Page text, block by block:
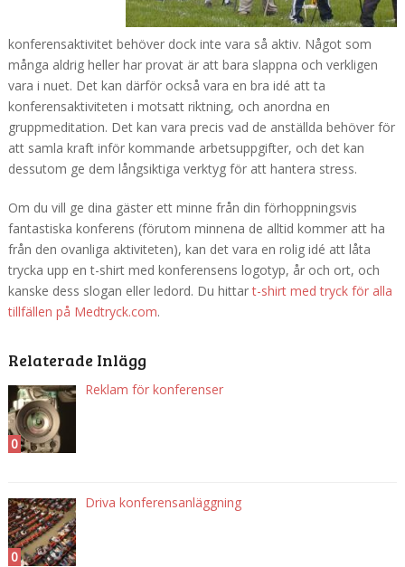
konferensaktivitet behöver dock inte vara så aktiv. Något som
många aldrig heller har provat är att bara slappna och verkligen
vara i nuet. Det kan därför också vara en bra idé att ta
konferensaktiviteten i motsatt riktning, och anordna en
gruppmeditation. Det kan vara precis vad de anställda behöver för
att samla kraft inför kommande arbetsuppgifter, och det kan
dessutom ge dem långsiktiga verktyg för att hantera stress.
Om du vill ge dina gäster ett minne från din förhoppningsvis
fantastiska konferens (förutom minnena de alltid kommer att ha
från den ovanliga aktiviteten), kan det vara en rolig idé att låta
trycka upp en t-shirt med konferensens logotyp, år och ort, och
kanske dess slogan eller ledord. Du hittart-shirt med tryck för alla
tillfällen på Medtryck.com.
Relaterade Inlägg
0
Reklam för konferenser
0
Driva konferensanläggning